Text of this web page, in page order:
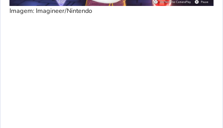
Imagem: Imagineer/Nintendo